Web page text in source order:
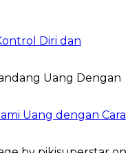
Diri dan
Uang dengan Cara